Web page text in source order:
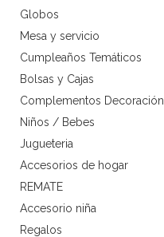
Globos
Mesa y servicio
Cumpleaños Temáticos
Bolsas y Cajas
Complementos Decoración
Niños / Bebes
Jugueteria
Accesorios de hogar
REMATE
Accesorio niña
Regalos